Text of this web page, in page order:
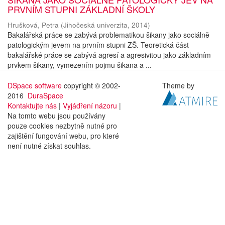
PRVNÍM STUPNI ZÁKLADNÍ ŠKOLY
Hrušková, Petra (Jihočeská univerzita, 2014)
Bakalářská práce se zabývá problematikou šikany jako sociálně
patologickým jevem na prvním stupni ZŠ. Teoretická část
bakalářské práce se zabývá agresí a agresivitou jako základním
prvkem šikany, vymezením pojmu šikana a ...
DSpace software copyright © 2002-
2016 DuraSpace
Kontaktujte nás | Vyjádření názoru |
Na tomto webu jsou používány
pouze cookies nezbytně nutné pro
zajištění fungování webu, pro které
není nutné získat souhlas.
Theme by